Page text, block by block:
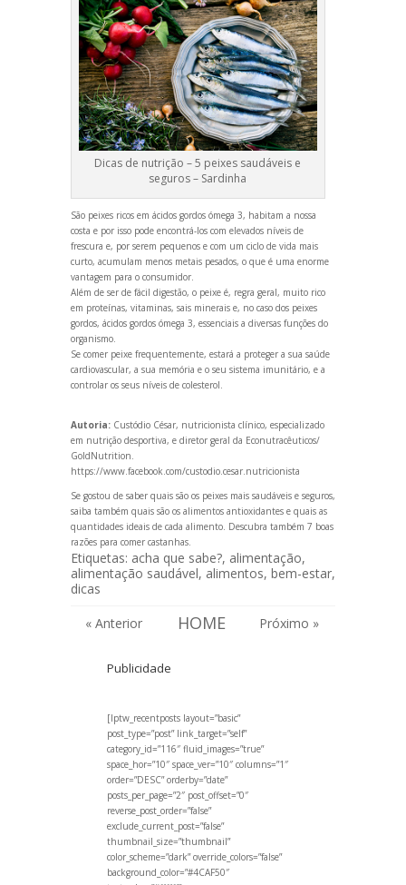
Dicas de nutrição – 5 peixes saudáveis e
seguros – Sardinha
São peixes ricos em ácidos gordos ómega 3, habitam a nossa
costa e por isso pode encontrá-los com elevados níveis de
frescura e, por serem pequenos e com um ciclo de vida mais
curto, acumulam menos metais pesados, o que é uma enorme
vantagem para o consumidor.
Além de ser de fácil digestão, o peixe é, regra geral, muito rico
em proteínas, vitaminas, sais minerais e, no caso dos peixes
gordos, ácidos gordos ómega 3, essenciais a diversas funções do
organismo.
Se comer peixe frequentemente, estará a proteger a sua saúde
cardiovascular, a sua memória e o seu sistema imunitário, e a
controlar os seus níveis de colesterol.
Autoria:Custódio César, nutricionista clínico, especializado
em nutrição desportiva, e diretor geral da Econutracêuticos/
GoldNutrition.
https://www.facebook.com/custodio.cesar.nutricionista
Se gostou de saber quais são os peixes mais saudáveis e seguros,
saiba também quais são os alimentos antioxidantese quais as
quantidades ideais de cada alimento. Descubra também 7 boas
razões para comer castanhas.
Etiquetas: acha que sabe?, alimentação,
alimentação saudável, alimentos, bem-estar,
dicas
« Anterior
HOME Próximo »
Publicidade
[lptw_recentposts layout=”basic”
post_type=”post” link_target=”self”
category_id=”116″ fluid_images=”true”
space_hor=”10″ space_ver=”10″ columns=”1″
order=”DESC” orderby=”date”
posts_per_page=”2″ post_offset=”0″
reverse_post_order=”false”
exclude_current_post=”false”
thumbnail_size=”thumbnail”
color_scheme=”dark” override_colors=”false”
background_color=”#4CAF50″